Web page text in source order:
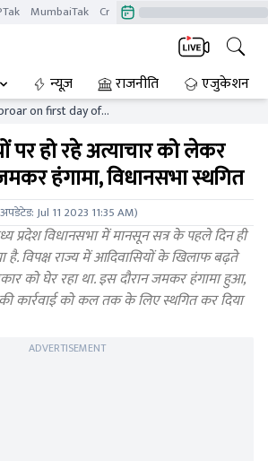
MumbaiTak CrimeTak
न्यूज़ राजनीति एजुकेशन
on first day of
assembly
पर हो रहे अत्याचार को लेकर
हंगामा, विधानसभा स्थगित
Jul 11 2023 11:35 AM)
प्रदेश विधानसभा में मानसून सत्र के पहले दिन ही
है. विपक्ष राज्य में आदिवासियों के खिलाफ बढ़ते
को घेर रहा था. इस दौरान जमकर हंगामा हुआ,
कार्रवाई को कल तक के लिए स्थगित कर दिया
ADVERTISEMENT